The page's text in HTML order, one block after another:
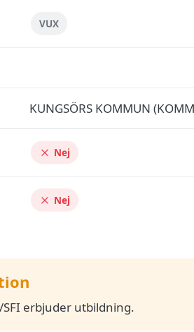
VUX
KUNGSÖRS KOMMUN
Nej
Nej
erbjuder utbildning.